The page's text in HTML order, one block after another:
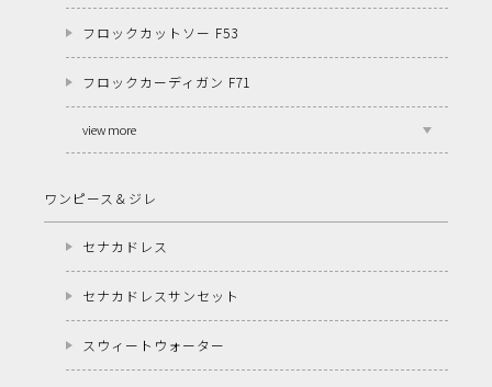
フロックカットソー F53
フロックカーディガン F71
view more
ワンピース＆ジレ
セナカドレス
セナカドレスサンセット
スウィートウォーター